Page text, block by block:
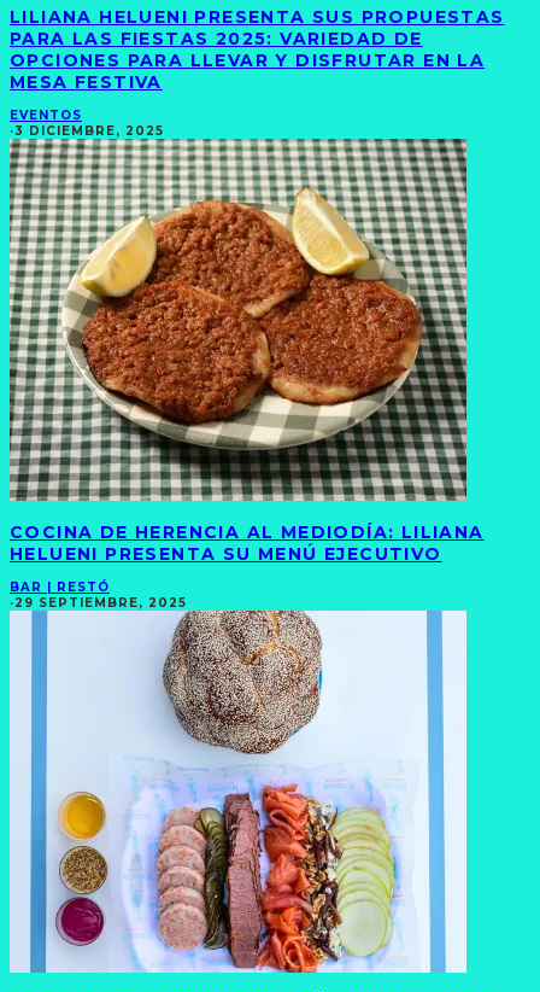
LILIANA HELUENI PRESENTA SUS PROPUESTAS
PARA LAS FIESTAS 2025: VARIEDAD DE
OPCIONES PARA LLEVAR Y DISFRUTAR EN LA
MESA FESTIVA
EVENTOS
·3 DICIEMBRE, 2025
COCINA DE HERENCIA AL MEDIODÍA: LILIANA
HELUENI PRESENTA SU MENÚ EJECUTIVO
BAR | RESTÓ
·29 SEPTIEMBRE, 2025